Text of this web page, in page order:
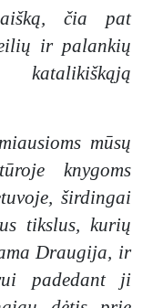
čia pat
ir palankių
mūsų
knygoms
širdingai
tikslus, kurių
Draugija, ir
padedant ji